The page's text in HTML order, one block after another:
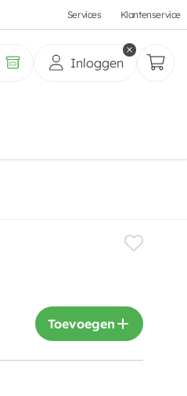
Services Klantenservice
Inloggen
Toevoegen